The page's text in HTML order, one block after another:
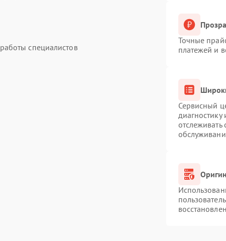
специалистов
Точные
платежей и
Сервисный
отслеживать